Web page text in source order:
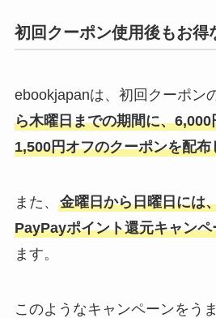
初回クーポン使用後もお
ebookjapanは、初回クーポン
ら木曜日までの期間に、
1,500円オフのクーポンを配布
また、 金曜日から日曜日には
PayPayポイント還元キャンペ
ます。
このようなキャンペーンをう